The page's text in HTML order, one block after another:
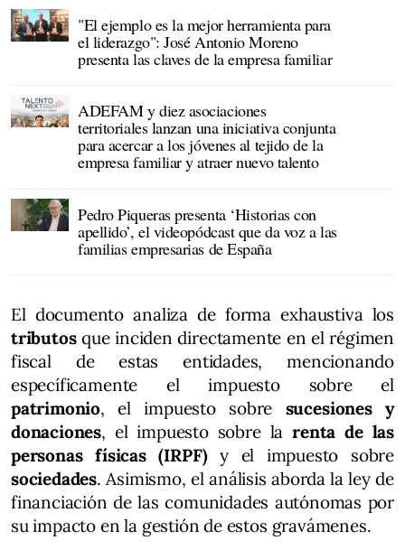
"El ejemplo es la mejor herramienta para
el liderazgo": José Antonio Moreno
presenta las claves de la empresa familiar
ADEFAM y diez asociaciones
territoriales lanzan una iniciativa conjunta
para acercar a los jóvenes al tejido de la
empresa familiar y atraer nuevo talento
Pedro Piqueras presenta ‘Historias con
apellido’, el videopódcast que da voz a las
familias empresarias de España
El documento analiza de forma exhaustiva los
tributosque inciden directamente en el régimen
fiscal de estas entidades, mencionando
específicamente el impuesto sobre el
patrimonio, el impuesto sobre sucesiones y
donaciones, el impuesto sobre larenta de las
personas físicas (IRPF)y el impuesto sobre
sociedades. Asimismo, el análisis aborda la ley de
financiación de las comunidades autónomas por
su impacto en la gestión de estos gravámenes.